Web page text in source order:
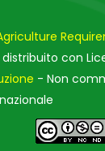
con
- Non